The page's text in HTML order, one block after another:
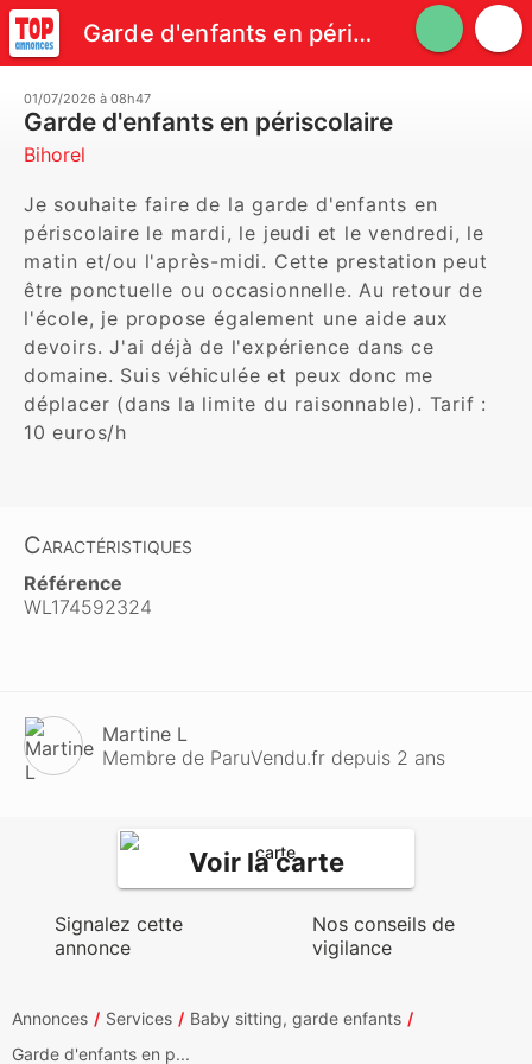
Garde d'enfants en périscolaire
01/07/2026 à 08h47
Garde d'enfants en périscolaire
Bihorel
Je souhaite faire de la garde d'enfants en
périscolaire le mardi, le jeudi et le vendredi, le
matin et/ou l'après-midi. Cette prestation peut
être ponctuelle ou occasionnelle. Au retour de
l'école, je propose également une aide aux
devoirs. J'ai déjà de l'expérience dans ce
domaine. Suis véhiculée et peux donc me
déplacer (dans la limite du raisonnable). Tarif :
10 euros/h
Caractéristiques
Référence
WL174592324
Martine L
Membre de ParuVendu.fr depuis 2 ans
Voir la carte
Signalez cette
annonce
Nos conseils de
vigilance
Annonces Services
Baby sitting, garde enfants
Garde d'enfants en p...